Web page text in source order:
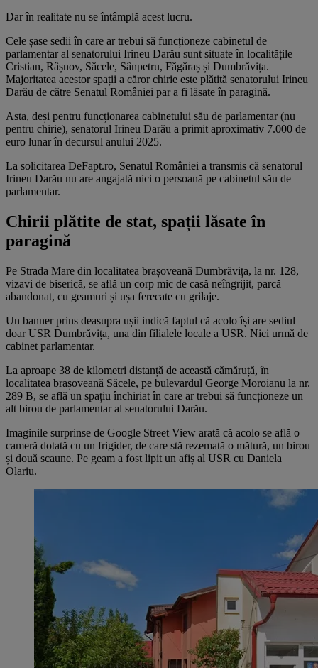
Dar în realitate nu se întâmplă acest lucru.
Cele șase sedii în care ar trebui să funcționeze cabinetul de
parlamentar al senatorului Irineu Darău sunt situate în localitățile
Cristian, Râșnov, Săcele, Sânpetru, Făgăraș și Dumbrăvița.
Majoritatea acestor spații a căror chirie este plătită senatorului Irineu
Darău de către Senatul României par a fi lăsate în paragină.
Asta, deși pentru funcționarea cabinetului său de parlamentar (nu
pentru chirie), senatorul Irineu Darău a primit aproximativ 7.000 de
euro lunar în decursul anului 2025.
La solicitarea DeFapt.ro, Senatul României a transmis că senatorul
Irineu Darău nu are angajată nici o persoană pe cabinetul său de
parlamentar.
Chirii plătite de stat, spații lăsate în
paragină
Pe Strada Mare din localitatea brașoveană Dumbrăvița, la nr. 128,
vizavi de biserică, se află un corp mic de casă neîngrijit, parcă
abandonat, cu geamuri și ușa ferecate cu grilaje.
Un banner prins deasupra ușii indică faptul că acolo își are sediul
doar USR Dumbrăvița, una din filialele locale a USR. Nici urmă de
cabinet parlamentar.
La aproape 38 de kilometri distanță de această cămăruță, în
localitatea brașoveană Săcele, pe bulevardul George Moroianu la nr.
289 B, se află un spațiu închiriat în care ar trebui să funcționeze un
alt birou de parlamentar al senatorului Darău.
Imaginile surprinse de Google Street View arată că acolo se află o
cameră dotată cu un frigider, de care stă rezemată o mătură, un birou
și două scaune. Pe geam a fost lipit un afiș al USR cu Daniela
Olariu.